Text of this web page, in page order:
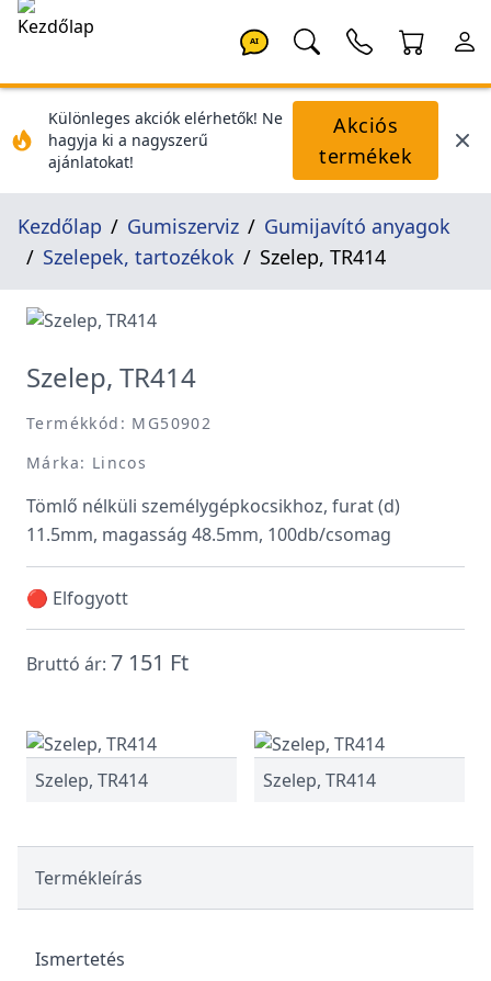
AI
Különleges akciók elérhetők! Ne
hagyja ki a nagyszerű
ajánlatokat!
Akciós
termékek
Kezdőlap Gumiszerviz
Gumijavító anyagok
Szelepek, tartozékok
Szelep, TR414
Szelep, TR414
Termékkód: MG50902
Márka: Lincos
Tömlő nélküli személygépkocsikhoz, furat (d)
11.5mm, magasság 48.5mm, 100db/csomag
🔴 Elfogyott
Bruttó ár: 7 151 Ft
Szelep, TR414 Szelep, TR414
Termékleírás
Ismertetés